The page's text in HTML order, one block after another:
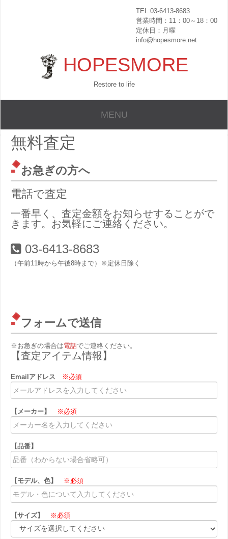
TEL:03-6413-8683
営業時間：11：00～18：00
定休日：月曜
info@hopesmore.net
HOPESMORE
Restore to life
MENU
無料査定
お急ぎの方へ
電話で査定
一番早く、査定金額をお知らせすることがで
きます。お気軽にご連絡ください。
03-6413-8683
（午前11時から午後8時まで）※定休日除く
フォームで送信
※お急ぎの場合は電話でご連絡ください。
【査定アイテム情報】
Emailアドレス ※必須
【メーカー】 ※必須
【品番】
【モデル、色】 ※必須
【サイズ】 ※必須